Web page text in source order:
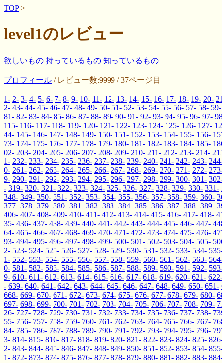
TOP>
level1のレビュー
欲しいもの 持っているもの 知っているもの
プロフィール / レビュー数:9999 / 37ページ目
1- 2- 3- 4- 5- 6- 7- 8- 9- 10- 11- 12- 13- 14- 15- 16- 17- 18- 19- 20-
2- 43- 44- 45- 46- 47- 48- 49- 50- 51- 52- 53- 54- 55- 56- 57- 58- 59-
81- 82- 83- 84- 85- 86- 87- 88- 89- 90- 91- 92- 93- 94- 95- 96- 97-
115- 116- 117- 118- 119- 120- 121- 122- 123- 124- 125- 126- 127-
44- 145- 146- 147- 148- 149- 150- 151- 152- 153- 154- 155- 156-
73- 174- 175- 176- 177- 178- 179- 180- 181- 182- 183- 184- 185-
02- 203- 204- 205- 206- 207- 208- 209- 210- 211- 212- 213- 214-
1- 232- 233- 234- 235- 236- 237- 238- 239- 240- 241- 242- 243-
0- 261- 262- 263- 264- 265- 266- 267- 268- 269- 270- 271- 272-
9- 290- 291- 292- 293- 294- 295- 296- 297- 298- 299- 300- 301-
- 319- 320- 321- 322- 323- 324- 325- 326- 327- 328- 329- 330- 331-
348- 349- 350- 351- 352- 353- 354- 355- 356- 357- 358- 359- 360-
377- 378- 379- 380- 381- 382- 383- 384- 385- 386- 387- 388- 389-
406- 407- 408- 409- 410- 411- 412- 413- 414- 415- 416- 417- 418-
35- 436- 437- 438- 439- 440- 441- 442- 443- 444- 445- 446- 447-
64- 465- 466- 467- 468- 469- 470- 471- 472- 473- 474- 475- 476-
93- 494- 495- 496- 497- 498- 499- 500- 501- 502- 503- 504- 505-
2- 523- 524- 525- 526- 527- 528- 529- 530- 531- 532- 533- 534-
1- 552- 553- 554- 555- 556- 557- 558- 559- 560- 561- 562- 563-
0- 581- 582- 583- 584- 585- 586- 587- 588- 589- 590- 591- 592-
9- 610- 611- 612- 613- 614- 615- 616- 617- 618- 619- 620- 621- 622-
- 639- 640- 641- 642- 643- 644- 645- 646- 647- 648- 649- 650- 651-
668- 669- 670- 671- 672- 673- 674- 675- 676- 677- 678- 679- 680-
697- 698- 699- 700- 701- 702- 703- 704- 705- 706- 707- 708- 709-
26- 727- 728- 729- 730- 731- 732- 733- 734- 735- 736- 737- 738-
55- 756- 757- 758- 759- 760- 761- 762- 763- 764- 765- 766- 767-
84- 785- 786- 787- 788- 789- 790- 791- 792- 793- 794- 795- 796-
3- 814- 815- 816- 817- 818- 819- 820- 821- 822- 823- 824- 825-
2- 843- 844- 845- 846- 847- 848- 849- 850- 851- 852- 853- 854-
1- 872- 873- 874- 875- 876- 877- 878- 879- 880- 881- 882- 883-